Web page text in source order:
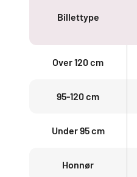
Billettype
Over 120 cm
95-120 cm
Under 95 cm
Honnør